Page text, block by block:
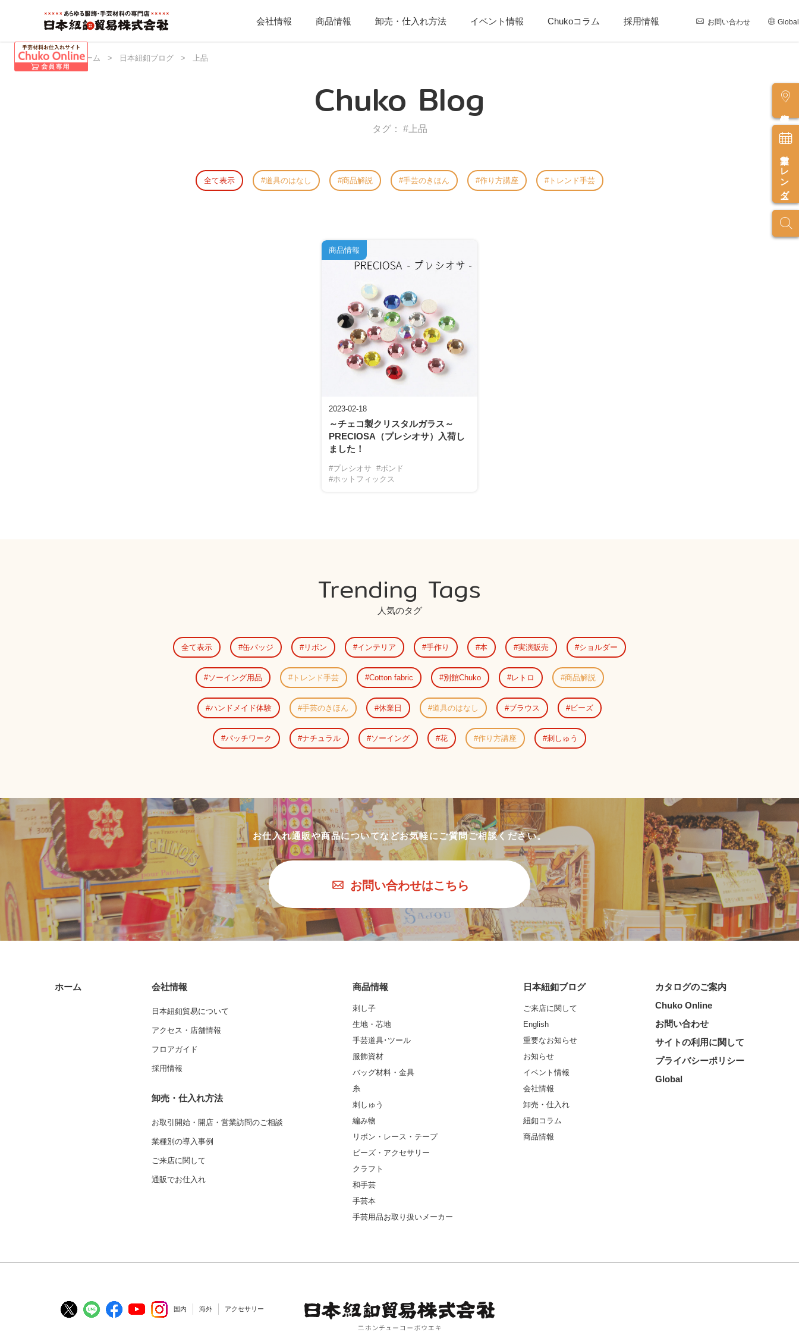
会社情報 商品情報 卸売・仕入れ方法 イベント情報 Chukoコラム 採用情報 お問い合わせ Global
営業カレンダー
日本紐釦 ホーム > 日本紐釦ブログ > 上品
Chuko Blog
タグ： #上品
全て表示 道具のはなし 商品解説 手芸のきほん 作り方講座 トレンド手芸
2023-02-18
～チェコ製クリスタルガラス～
PRECIOSA（プレシオサ）入荷し
ました！
#プレシオサ #ボンド
#ホットフィックス
商品情報
Trending Tags
人気のタグ
全て表示 缶バッジ リボン インテリア 手作り 本 実演販売 ショルダー
ソーイング用品 トレンド手芸 Cotton fabric 別館Chuko レトロ 商品解説
ハンドメイド体験 手芸のきほん 休業日 道具のはなし ブラウス ビーズ
パッチワーク ナチュラル ソーイング 花 作り方講座 刺しゅう
お仕入れ通販や商品についてなどお気軽にご質問ご相談ください。
お問い合わせはこちら
ホーム 会社情報
日本紐釦貿易について
アクセス・店舗情報
フロアガイド
採用情報
卸売・仕入れ方法
お取引開始・開店・営業訪問のご相談
業種別の導入事例
ご来店に関して
通販でお仕入れ
商品情報
刺し子
生地・芯地
手芸道具･ツール
服飾資材
バッグ材料・金具
糸
刺しゅう
編み物
リボン・レース・テープ
ビーズ・アクセサリー
クラフト
和手芸
手芸本
手芸用品お取り扱いメーカー
日本紐釦ブログ
ご来店に関して
English
重要なお知らせ
お知らせ
イベント情報
会社情報
卸売・仕入れ
紐釦コラム
商品情報
カタログのご案内
Chuko Online
お問い合わせ
サイトの利用に関して
プライバシーポリシー
Global
国内 海外 アクセサリー